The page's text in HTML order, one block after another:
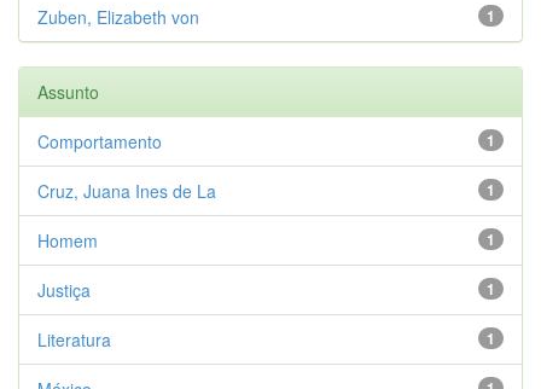
1
Zuben, Elizabeth von
Assunto
1
Comportamento
1
Cruz, Juana Ines de La
1
Homem
1
Justiça
1
Literatura